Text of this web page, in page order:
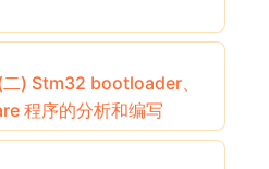
) Stm32 bootloader、
程序的分析和编写